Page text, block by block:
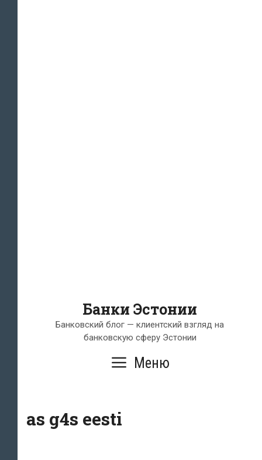
Банки Эстонии
Банковский блог — клиентский взгляд на
банковскую сферу Эстонии
Меню
as g4s eesti